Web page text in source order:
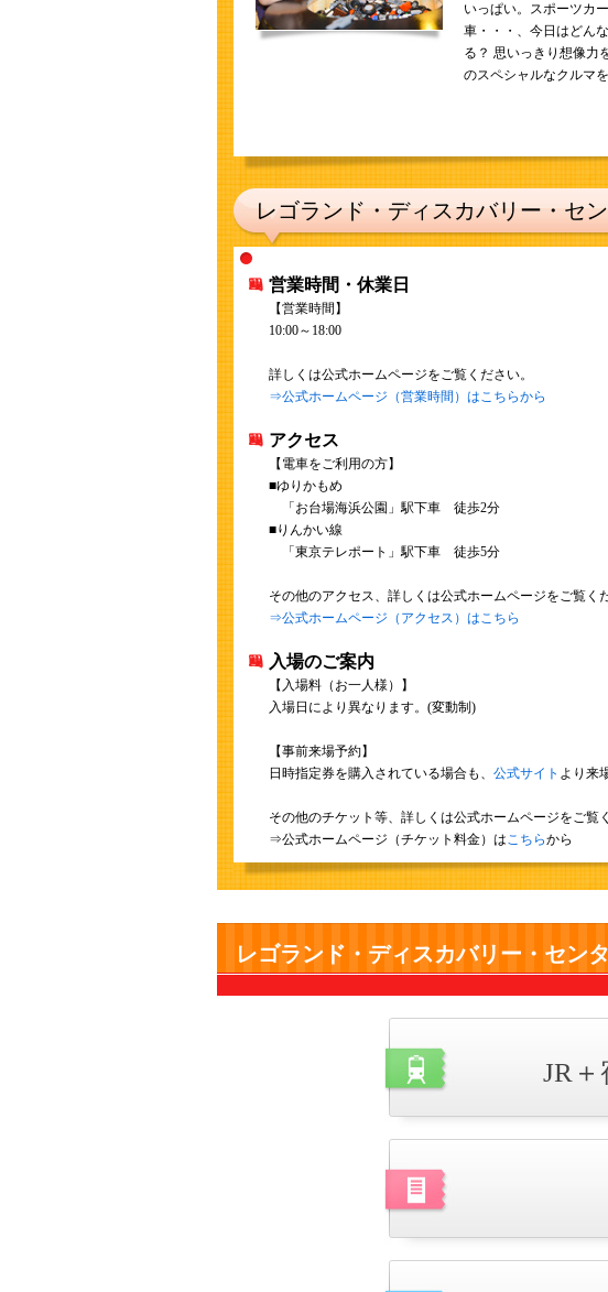
いっぱい。スポーツカ
車・・・、今日はどん
る？ 思いっきり想像力
のスペシャルなクルマ
レゴランド・ディスカバリー・セ
営業時間・休業日
【営業時間】
10:00～18:00
詳しくは公式ホームページをご覧ください。
⇒公式ホームページ（営業時間）はこちらから
アクセス
【電車をご利用の方】
■ゆりかもめ
「お台場海浜公園」駅下車 徒歩2分
■りんかい線
「東京テレポート」駅下車 徒歩5分
その他のアクセス、詳しくは公式ホームページをご覧く
⇒公式ホームページ（アクセス）はこちら
入場のご案内
【入場料（お一人様）】
入場日により異なります。(変動制)
【事前来場予約】
日時指定券を購入されている場合も、 公式サイト より来
その他のチケット等、詳しくは公式ホームページをご覧
⇒公式ホームページ（チケット料金）はこちらから
レゴランド・ディスカバリー・セン
JR